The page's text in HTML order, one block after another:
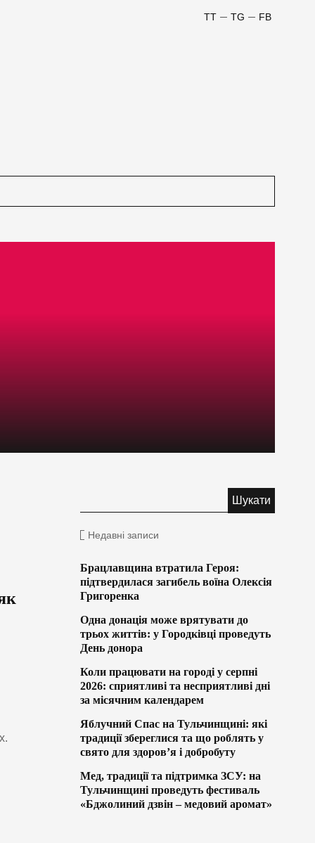
FB
TG
TT
Недавні записи
Брацлавщина втратила Героя:
підтвердилася загибель воїна Олексія
Григоренка
Одна донація може врятувати до
трьох життів: у Городківці проведуть
День донора
Коли працювати на городі у серпні
2026: сприятливі та несприятливі дні
за місячним календарем
Яблучний Спас на Тульчинщині: які
традиції збереглися та що роблять у
свято для здоров’я і добробуту
Мед, традиції та підтримка ЗСУ: на
Тульчинщині проведуть фестиваль
«Бджолиний дзвін – медовий аромат»